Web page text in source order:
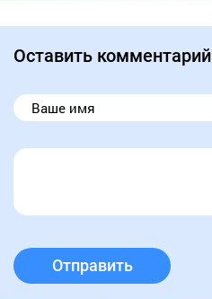
Оставить комментарий
Отправить